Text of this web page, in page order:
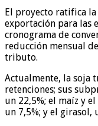
El proyecto ratifica
exportación para las
cronograma de
reducción mensual
tributo.
Actualmente, la soja
retenciones; sus
un 22,5%; el maíz y
un 7,5%; y el girasol,